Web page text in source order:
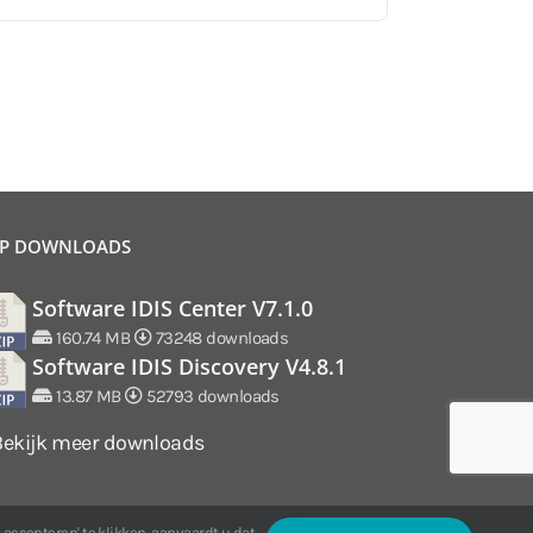
DOWNLOADS
Software IDIS Center V7.1.0
160.74 MB 73248 downloads
Software IDIS Discovery V4.8.1
13.87 MB 52793 downloads
meer downloads